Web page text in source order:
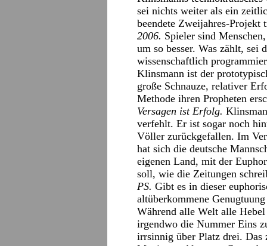
sei nichts weiter als ein
beendete Zweijahres-
2006. Spieler sind
um so besser. Was zählt, sei
wissenschaftlich
Klinsmann ist der
große Schnauze, relativer
Methode ihren Propheten
Versagen ist Erfolg.
verfehlt. Er ist sogar noch
Völler zurückgefallen. Im
hat sich die deutsche
eigenen Land, mit der
soll, wie die Zeitungen
PS. Gibt es in dieser
altüberkommene
Während alle Welt alle
irgendwo die Nummer Eins
irrsinnig über Platz drei. Das